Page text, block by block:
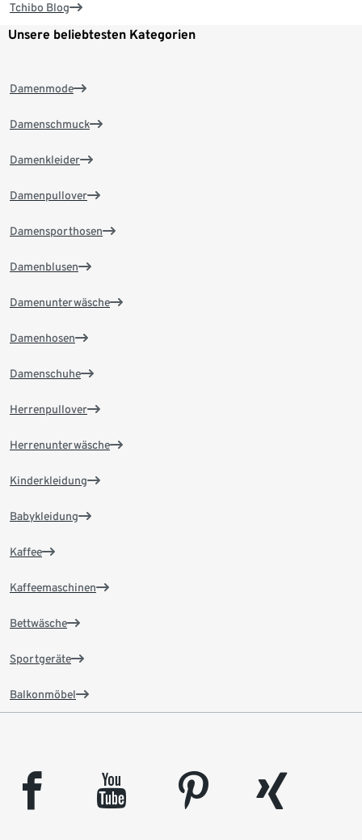
Tchibo Blog
Unsere beliebtesten Kategorien
Damenmode
Damenschmuck
Damenkleider
Damenpullover
Damensporthosen
Damenblusen
Damenunterwäsche
Damenhosen
Damenschuhe
Herrenpullover
Herrenunterwäsche
Kinderkleidung
Babykleidung
Kaffee
Kaffeemaschinen
Bettwäsche
Sportgeräte
Balkonmöbel
facebook youtube pinterest
xing